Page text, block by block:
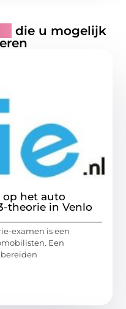
die u mogelijk
op het auto
theorie in Venlo
examen is een
Een